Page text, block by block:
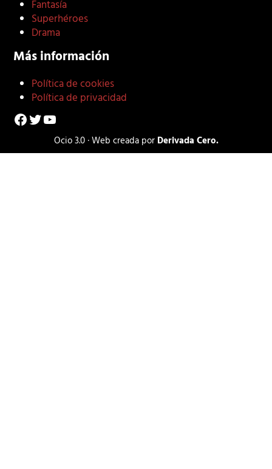
Fantasía
Superhéroes
Drama
Más información
Política de cookies
Política de privacidad
Facebook
Twitter
YouTube
Ocio 3.0 · Web creada por Derivada Cero.